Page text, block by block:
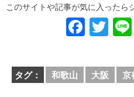
このサイトや記事が気に入ったら
F
a
c
e
T
wi
tt
er
タグ： 和歌山 大阪 京